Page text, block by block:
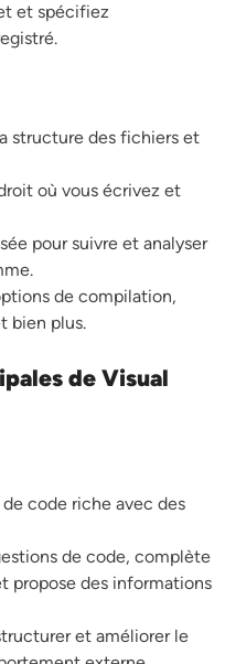
et spécifiez
structure des fichiers et
où vous écrivez et
pour suivre et analyser
de compilation,
bien plus.
de Visual
code riche avec des
de code, complète
propose des informations
et améliorer le